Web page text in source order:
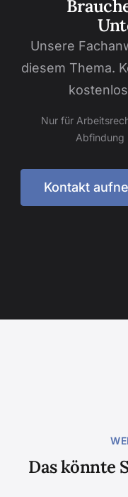
Unsere
diesem Thema.
Nur für
Abfindung
Kontakt
Das könnte